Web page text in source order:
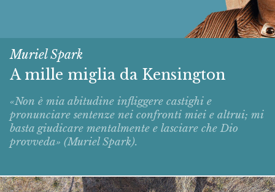
Muriel Spark
A mille miglia da Kensington
«Non è mia abitudine infliggere castighi e
pronunciare sentenze nei confronti miei e altrui; mi
basta giudicare mentalmente e lasciare che Dio
provveda» (Muriel Spark).